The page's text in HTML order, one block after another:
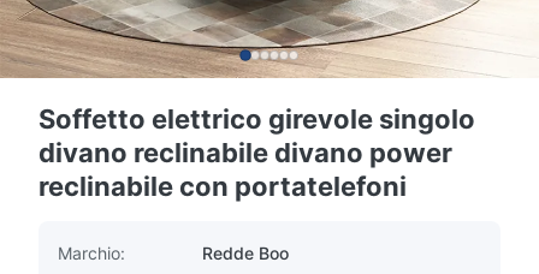
Soffetto elettrico girevole singolo
divano reclinabile divano power
reclinabile con portatelefoni
Marchio:
Redde Boo